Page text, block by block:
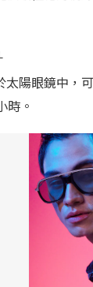
太陽眼鏡中，
時。